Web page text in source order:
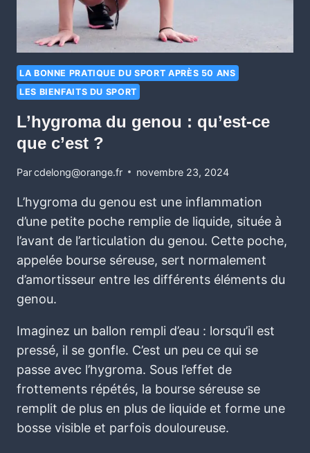
LA BONNE PRATIQUE DU SPORT APRÈS 50 ANS
LES BIENFAITS DU SPORT
L’hygroma du genou : qu’est-ce
que c’est ?
Parcdelong@orange.fr novembre 23, 2024
L’hygroma du genou est une inflammation
d’une petite poche remplie de liquide, située à
l’avant de l’articulation du genou. Cette poche,
appelée bourse séreuse, sert normalement
d’amortisseur entre les différents éléments du
genou.
Imaginez un ballon rempli d’eau : lorsqu’il est
pressé, il se gonfle. C’est un peu ce qui se
passe avec l’hygroma. Sous l’effet de
frottements répétés, la bourse séreuse se
remplit de plus en plus de liquide et forme une
bosse visible et parfois douloureuse.